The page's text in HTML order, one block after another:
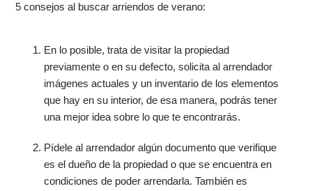
5 consejos al buscar arriendos de verano:
En lo posible, trata de visitar la propiedad
previamente o en su defecto, solicita al arrendador
imágenes actuales y un inventario de los elementos
que hay en su interior, de esa manera, podrás tener
una mejor idea sobre lo que te encontrarás.
Pídele al arrendador algún documento que verifique
es el dueño de la propiedad o que se encuentra en
condiciones de poder arrendarla. También es